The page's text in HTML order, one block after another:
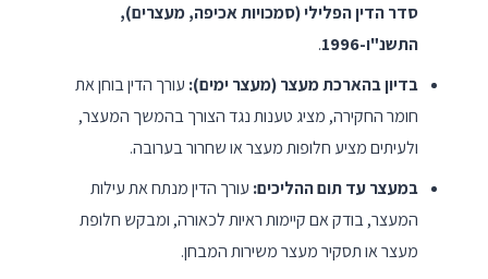
סדר הדין הפלילי (סמכויות אכיפה, מעצרים),
התשנ"ו-1996
.
בדיון בהארכת מעצר (מעצר ימים): עורך הדין בוחן את
חומר החקירה, מציג טענות נגד הצורך בהמשך המעצר,
ולעיתים מציע חלופות מעצר או שחרור בערובה.
במעצר עד תום ההליכים: עורך הדין מנתח את עילות
המעצר, בודק אם קיימות ראיות לכאורה, ומבקש חלופת
מעצר או תסקיר מעצר משירות המבחן.